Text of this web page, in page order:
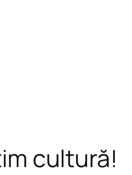
cultură!